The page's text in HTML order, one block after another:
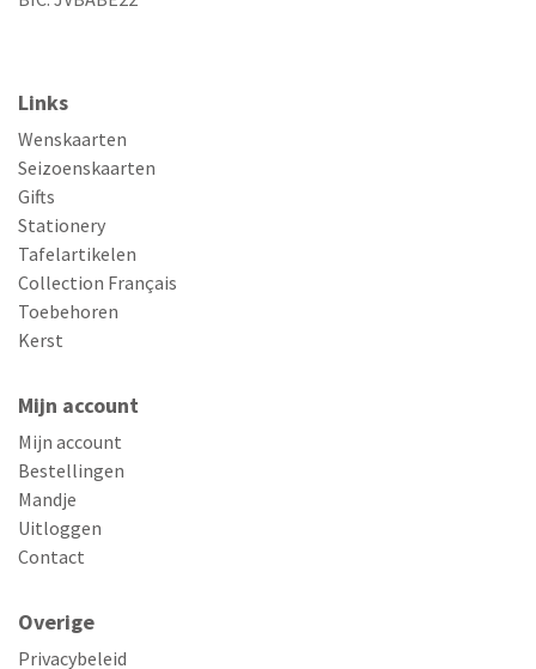
Links
Wenskaarten
Seizoenskaarten
Gifts
Stationery
Tafelartikelen
Collection Français
Toebehoren
Kerst
Mijn account
Mijn account
Bestellingen
Mandje
Uitloggen
Contact
Overige
Privacybeleid